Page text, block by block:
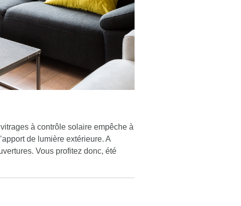
à contrôle solaire empêche à
de lumière extérieure. A
Vous profitez donc, été